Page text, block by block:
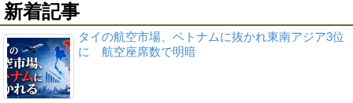
新着記事
タイの航空市場、ベトナムに抜かれ東南アジア3位
に 航空座席数で明暗